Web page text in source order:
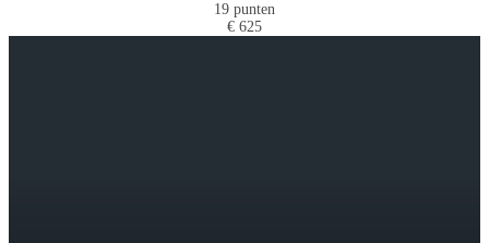
19 punten
€ 625